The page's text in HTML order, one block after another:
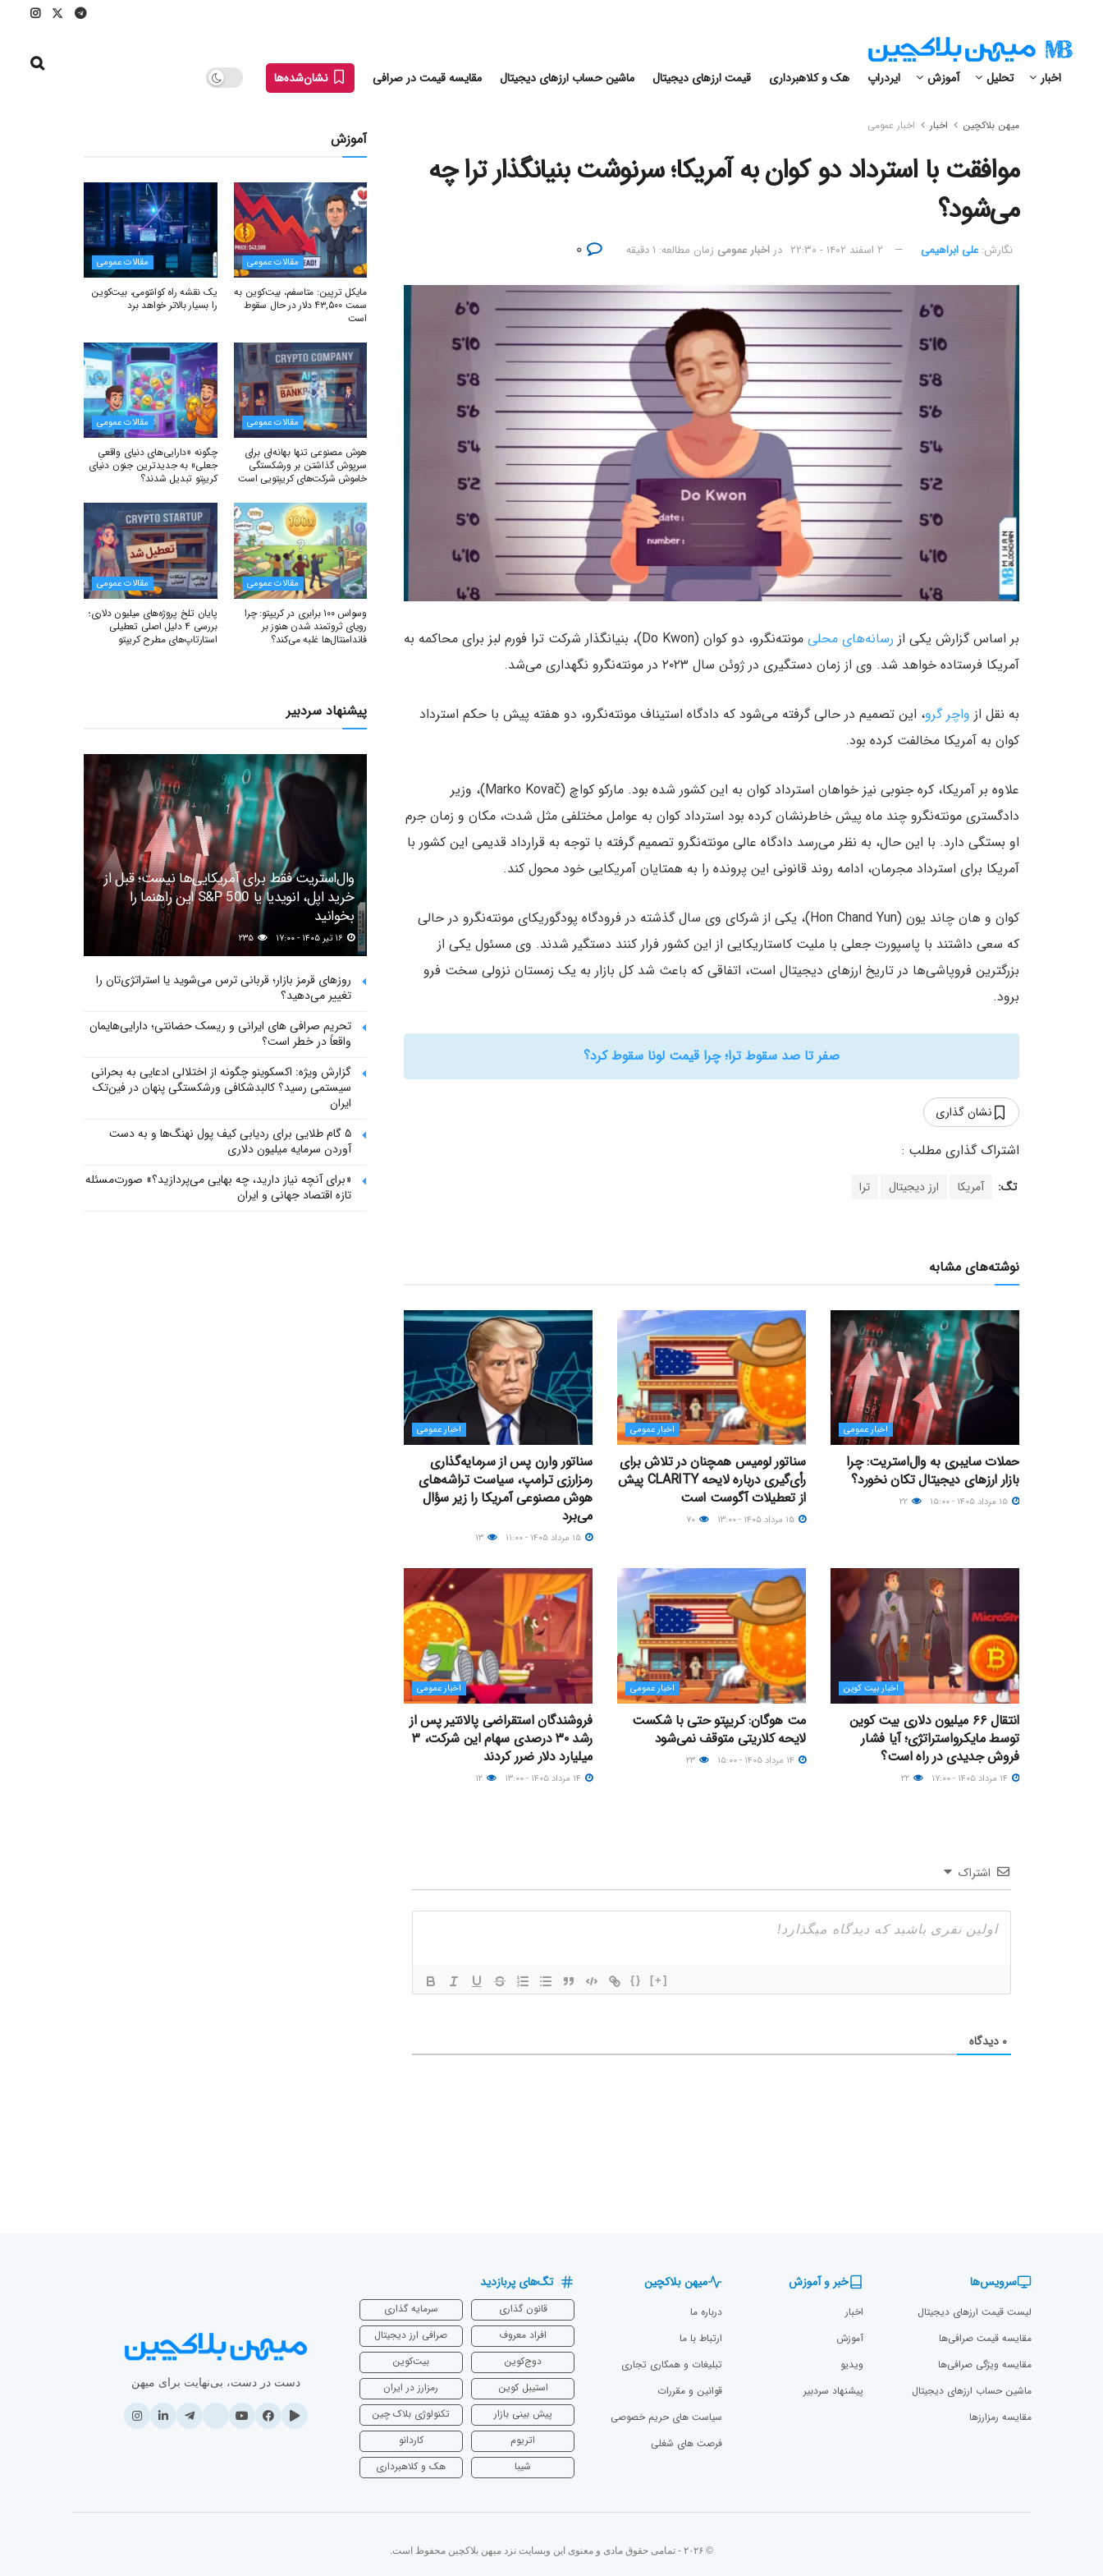
اخبار تحلیل آموزش ایردراپ هک و کلاهبرداری قیمت ارزهای دیجیتال ماشین حساب ارزهای دیجیتال مقایسه قیمت در صرافی نشان‌شده‌ها
میهن بلاکچین اخبار اخبار عمومی
موافقت با استرداد دو کوان به آمریکا؛ سرنوشت بنیانگذار ترا چه
می‌شود؟
نگارش:‌ علی ابراهیمی ۲ اسفند ۱۴۰۲ - ۲۲:۳۰ در اخبار عمومی زمان مطالعه: ۱ دقیقه
بر اساس گزارش یکی از رسانه‌های محلی
مونته‌نگرو، دو کوان (Do Kwon)، بنیانگذار شرکت ترا فورم لبز برای محاکمه به
آمریکا فرستاده خواهد شد. وی از زمان دستگیری در ژوئن سال ۲۰۲۳ در مونته‌نگرو نگهداری می‌شد.
به نقل از واچر گرو، این تصمیم در حالی گرفته می‌شود که دادگاه استیناف مونته‌نگرو، دو هفته پیش با حکم استرداد
کوان به آمریکا مخالفت کرده بود.
علاوه بر آمریکا، کره جنوبی نیز خواهان استرداد کوان به این کشور شده بود. مارکو کواچ (Marko Kovač)، وزیر
دادگستری مونته‌نگرو چند ماه پیش خاطرنشان کرده بود استرداد کوان به عوامل مختلفی مثل شدت، مکان و زمان جرم
او بستگی دارد. با این حال، به نظر می‌رسد دادگاه عالی مونته‌نگرو تصمیم گرفته با توجه به قرارداد قدیمی این کشور با
آمریکا برای استرداد مجرمان، ادامه روند قانونی این پرونده را به همتایان آمریکایی خود محول کند.
کوان و هان چاند یون (Hon Chand Yun)، یکی از شرکای وی سال گذشته در فرودگاه پودگوریکای مونته‌نگرو در حالی
که سعی داشتند با پاسپورت جعلی با ملیت کاستاریکایی از این کشور فرار کنند دستگیر شدند. وی مسئول یکی از
بزرگترین فروپاشی‌ها در تاریخ ارزهای دیجیتال است، اتفاقی که باعث شد کل بازار به یک زمستان نزولی سخت فرو
برود.
صفر تا صد سقوط ترا؛ چرا قیمت لونا سقوط کرد؟
نشان گذاری
تگ: آمریکا ارز دیجیتال ترا
نوشته‌های مشابه
اخبار عمومی
حملات سایبری به وال‌استریت: چرا
بازار ارزهای دیجیتال تکان نخورد؟
اخبار عمومی
سناتور لومیس همچنان در تلاش برای
رأی‌گیری درباره لایحه CLARITY پیش
از تعطیلات آگوست است
اخبار عمومی
سناتور وارن پس از سرمایه‌گذاری
رمزارزی ترامپ، سیاست تراشه‌های
هوش مصنوعی آمریکا را زیر سؤال
می‌برد
اخبار بیت کوین
انتقال ۶۶ میلیون دلاری بیت کوین
توسط مایکرواستراتژی؛ آیا فشار
فروش جدیدی در راه است؟
اخبار عمومی
مت هوگان: کریپتو حتی با شکست
لایحه کلاریتی متوقف نمی‌شود
اخبار عمومی
فروشندگان استقراضی پالانتیر پس از
رشد ۳۰ درصدی سهام این شرکت، ۳
میلیارد دلار ضرر کردند
اشتراک
{} [+]
۰ دیدگاه
آموزش
مقالات عمومی
مایکل ترپین: متاسفم، بیت‌کوین به
سمت ۴۳,۵۰۰ دلار در حال سقوط
است
مقالات عمومی
یک نقشه راه کوانتومی، بیت‌کوین
را بسیار بالاتر خواهد برد
مقالات عمومی
هوش مصنوعی تنها بهانه‌ای برای
سرپوش گذاشتن بر ورشکستگی
خاموش شرکت‌های کریپتویی است
مقالات عمومی
چگونه «دارایی‌های دنیای واقعیِ
جعلی» به جدیدترین جنون دنیای
کریپتو تبدیل شدند؟
مقالات عمومی
وسواس ۱۰۰ برابری در کریپتو: چرا
رویای ثروتمند شدن هنوز بر
فاندامنتال‌ها غلبه می‌کند؟
مقالات عمومی
پایان تلخ پروژه‌های میلیون دلاری؛
بررسی ۴ دلیل اصلی تعطیلی
استارتاپ‌های مطرح کریپتو
پیشنهاد سردبیر
وال‌استریت فقط برای آمریکایی‌ها نیست؛ قبل از
خرید اپل، انویدیا یا S&P 500 این راهنما را
بخوانید
روزهای قرمز بازار؛ قربانی ترس می‌شوید یا استراتژی‌تان را
تغییر می‌دهید؟
تحریم صرافی های ایرانی و ریسک حضانتی؛ دارایی‌هایمان
واقعاً در خطر است؟
گزارش ویژه: اکسکوینو چگونه از اختلالی ادعایی به بحرانی
سیستمی رسید؟ کالبدشکافی ورشکستگی پنهان در فین‌تک
ایران
۵ گام طلایی برای ردیابی کیف پول‌ نهنگ‌ها و به دست
آوردن سرمایه میلیون دلاری
«برای آنچه نیاز دارید، چه بهایی می‌پردازید؟» صورت‌مسئله
تازه اقتصاد جهانی و ایران
سرویس‌ها
لیست قیمت ارزهای دیجیتال
مقایسه قیمت صرافی‌ها
مقایسه ویژگی صرافی‌ها
ماشین حساب ارزهای دیجیتال
مقایسه رمزارز‌ها
خبر و آموزش
اخبار
آموزش
ویدیو
پیشنهاد سردبیر
میهن بلاکچین
درباره ما
ارتباط با ما
تبلیغات و همکاری تجاری
قوانین و مقررات
سیاست های حریم خصوصی
فرصت های شغلی
تگ‌های پربازدید
قانون گذاری
سرمایه‌ گذاری
افراد معروف
صرافی ارز دیجیتال
دوج‌کوین
بیت‌کوین
استیبل کوین
رمزارز در ایران
پیش بینی بازار
تکنولوژی بلاک چین
اتریوم
‌کاردانو
شیبا
هک و کلاهبرداری
دست در دست، بی‌نهایت برای میهن
© ۲۰۲۶ - تمامی حقوق مادی و معنوی این وبسایت نزد میهن بلاکچین محفوظ است.